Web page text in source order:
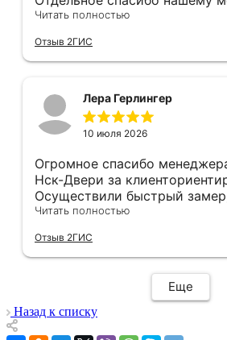
Анастасии, помогла сделать
профессионально,
Читать полностью
Отзыв 2ГИС
Лера Герлингер
10 июля 2026
Огромное спасибо
Нск-Двери за
Осуществили быстрый
оказались в наличии. По
компанию, где я могу указать
меня интервал времени, а не
день🙏 Не могу не отметить
монтаж дверей, спасибо
его труд!!!
Читать полностью
Отзыв 2ГИС
Еще
Назад к списку